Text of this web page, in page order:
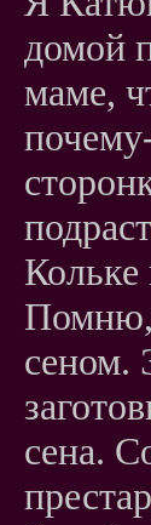
домой
маме,
Кольке
Помню,
сеном.
сена.